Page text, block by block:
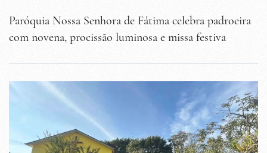
Paróquia Nossa Senhora de Fátima celebra padroeira
com novena, procissão luminosa e missa festiva